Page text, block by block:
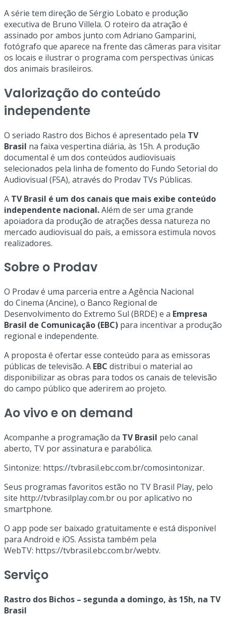
A série tem direção de Sérgio Lobato e produção
executiva de Bruno Villela. O roteiro da atração é
assinado por ambos junto com Adriano Gamparini,
fotógrafo que aparece na frente das câmeras para visitar
os locais e ilustrar o programa com perspectivas únicas
dos animais brasileiros.
Valorização do conteúdo
independente
O seriado Rastro dos Bichos é apresentado pela TV
Brasil na faixa vespertina diária, às 15h. A produção
documental é um dos conteúdos audiovisuais
selecionados pela linha de fomento do Fundo Setorial do
Audiovisual (FSA), através do Prodav TVs Públicas.
A TV Brasil é um dos canais que mais exibe conteúdo
independente nacional.Além de ser uma grande
apoiadora da produção de atrações dessa natureza no
mercado audiovisual do país, a emissora estimula novos
realizadores.
Sobre o Prodav
O Prodav é uma parceria entre a Agência Nacional
do Cinema (Ancine), o Banco Regional de
Desenvolvimento do Extremo Sul (BRDE) e a Empresa
Brasil de Comunicação (EBC) para incentivar a produção
regional e independente.
A proposta é ofertar esse conteúdo para as emissoras
públicas de televisão. A EBC distribui o material ao
disponibilizar as obras para todos os canais de televisão
do campo público que aderirem ao projeto.
Ao vivo e on demand
Acompanhe a programação da TV Brasil pelo canal
aberto, TV por assinatura e parabólica.
Sintonize: https://tvbrasil.ebc.com.br/comosintonizar.
Seus programas favoritos estão no TV Brasil Play, pelo
site http://tvbrasilplay.com.br ou por aplicativo no
smartphone.
O app pode ser baixado gratuitamente e está disponível
para Android e iOS. Assista também pela
WebTV: https://tvbrasil.ebc.com.br/webtv.
Serviço
Rastro dos Bichos – segunda a domingo, às 15h, na TV
Brasil